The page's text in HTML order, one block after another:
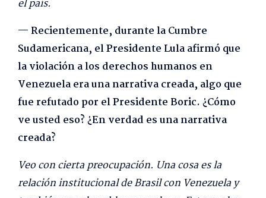
el país.
— Recientemente, durante la Cumbre
Sudamericana, el Presidente Lula afirmó que
la violación a los derechos humanos en
Venezuela era una narrativa creada, algo que
fue refutado por el Presidente Boric. ¿Cómo
ve usted eso? ¿En verdad es una narrativa
creada?
Veo con cierta preocupación. Una cosa es la
relación institucional de Brasil con Venezuela y